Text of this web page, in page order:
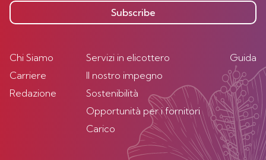
Subscribe
Chi Siamo
Carriere
Redazione
Servizi in elicottero
Il nostro impegno
Sostenibilità
Opportunità per i fornitori
Carico
Guida